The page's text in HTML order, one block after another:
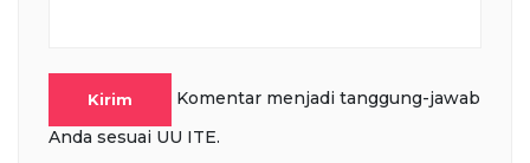
Kirim
Komentar menjadi tanggung-jawab
Anda sesuai UU ITE.